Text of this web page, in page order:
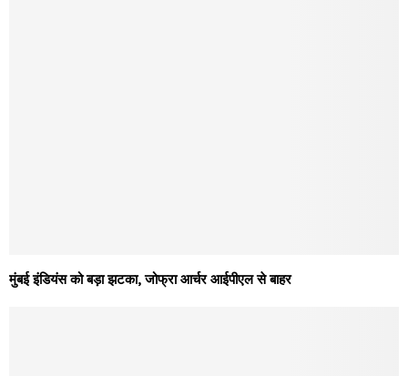
मुंबई इंडियंस को बड़ा झटका, जोफ्रा आर्चर आईपीएल से बाहर